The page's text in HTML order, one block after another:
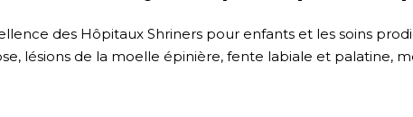
des Hôpitaux Shriners pour enfants et les soins
lésions de la moelle épinière, fente labiale et palatine,